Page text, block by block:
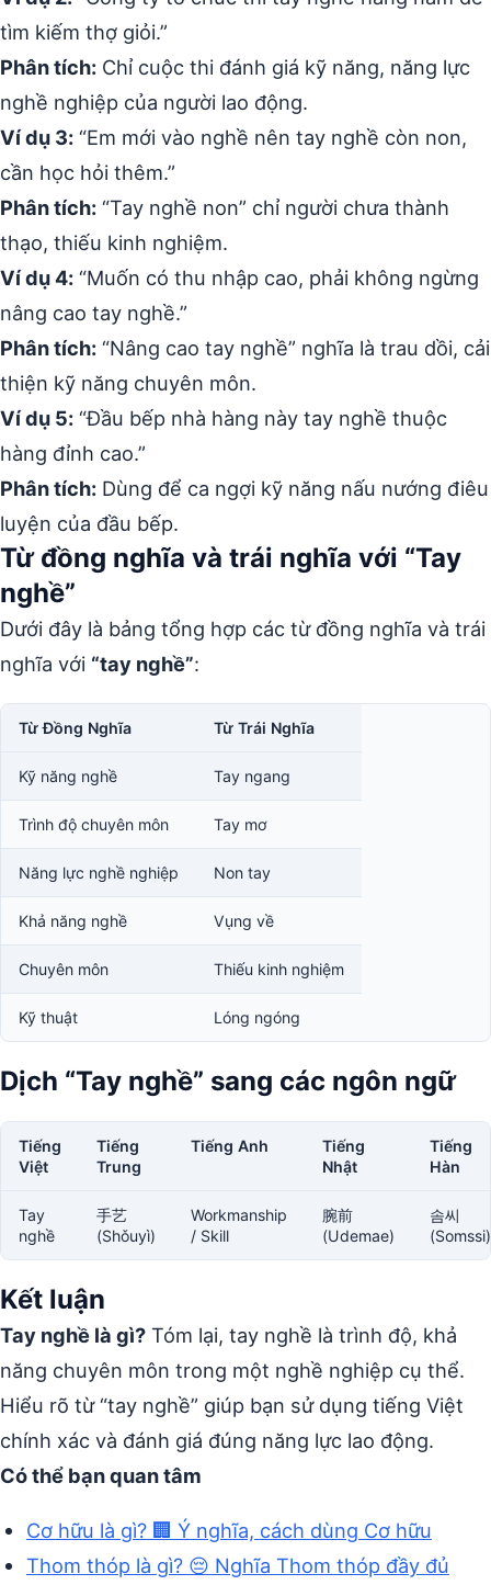
tìm kiếm thợ giỏi.”
Phân tích: Chỉ cuộc thi đánh giá kỹ năng, năng lực
nghề nghiệp của người lao động.
Ví dụ 3: “Em mới vào nghề nên tay nghề còn non,
cần học hỏi thêm.”
Phân tích: “Tay nghề non” chỉ người chưa thành
thạo, thiếu kinh nghiệm.
Ví dụ 4: “Muốn có thu nhập cao, phải không ngừng
nâng cao tay nghề.”
Phân tích: “Nâng cao tay nghề” nghĩa là trau dồi, cải
thiện kỹ năng chuyên môn.
Ví dụ 5: “Đầu bếp nhà hàng này tay nghề thuộc
hàng đỉnh cao.”
Phân tích: Dùng để ca ngợi kỹ năng nấu nướng điêu
luyện của đầu bếp.
Từ đồng nghĩa và trái nghĩa với “Tay
nghề”
Dưới đây là bảng tổng hợp các từ đồng nghĩa và trái
nghĩa với “tay nghề”:
Từ Đồng Nghĩa Từ Trái Nghĩa
Kỹ năng nghề Tay ngang
Trình độ chuyên môn Tay mơ
Năng lực nghề nghiệp Non tay
Khả năng nghề Vụng về
Chuyên môn Thiếu kinh nghiệm
Kỹ thuật Lóng ngóng
Dịch “Tay nghề” sang các ngôn ngữ
Tiếng
Việt
Tiếng
Trung
Tiếng Anh
Tiếng
Nhật
Tiếng
Hàn
Tay
nghề
手艺
(Shǒuyì)
Workmanship
/ Skill
腕前
(Udemae)
솜씨
(Somssi)
Kết luận
Tay nghề là gì? Tóm lại, tay nghề là trình độ, khả
năng chuyên môn trong một nghề nghiệp cụ thể.
Hiểu rõ từ “tay nghề” giúp bạn sử dụng tiếng Việt
chính xác và đánh giá đúng năng lực lao động.
Có thể bạn quan tâm
Cơ hữu là gì? 🏢 Ý nghĩa, cách dùng Cơ hữu
Thom thóp là gì? 😔 Nghĩa Thom thóp đầy đủ